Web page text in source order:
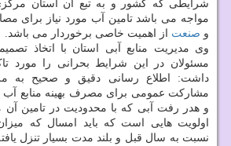
شرایطی كه كشور و به تبع آن استان
مواجه می باشد تامین آب مورد نیاز برای
و صنعت از اهمیت خاصی برخوردار می باشد.
وی مدیریت منابع آبی استان با اتخاذ
مسئولان در این شرایط بحرانی را مورد
داشت: اطلاع رسانی دقیق و صحیح به
مشاركت عمومی برای مصرف بهینه منابع
و هدر رفت آبی كه با محدودیت در تامین آن
اولویت هایی است كه باید امسال كه
نسبت به سال قبل و بلند مدت بسیار تنزل